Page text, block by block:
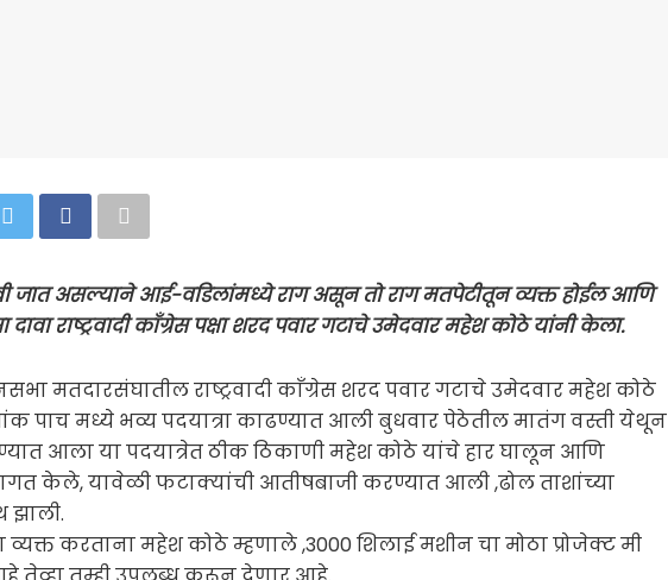
जात असल्याने आई-वडिलांमध्ये राग असून तो राग मतपेटीतून व्यक्त होईल आणि
राष्ट्रवादी काँग्रेस पक्षा शरद पवार गटाचे उमेदवार महेश कोठे यांनी केला.
मतदारसंघातील राष्ट्रवादी काँग्रेस शरद पवार गटाचे उमेदवार महेश कोठे
पाच मध्ये भव्य पदयात्रा काढण्यात आली बुधवार पेठेतील मातंग वस्ती येथून
आला या पदयात्रेत ठीक ठिकाणी महेश कोठे यांचे हार घालून आणि
केले, यावेळी फटाक्यांची आतीषबाजी करण्यात आली ,ढोल ताशांच्या
झाली.
व्यक्त करताना महेश कोठे म्हणाले ,3000 शिलाई मशीन चा मोठा प्रोजेक्ट मी